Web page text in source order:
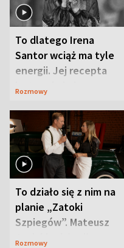
To dlatego Irena
Santor wciąż ma tyle
energii. Jej recepta
jest zaskakująco
Rozmowy
To działo się z nim na
planie „Zatoki
Szpiegów”. Mateusz
Janicki odsłonił
Rozmowy